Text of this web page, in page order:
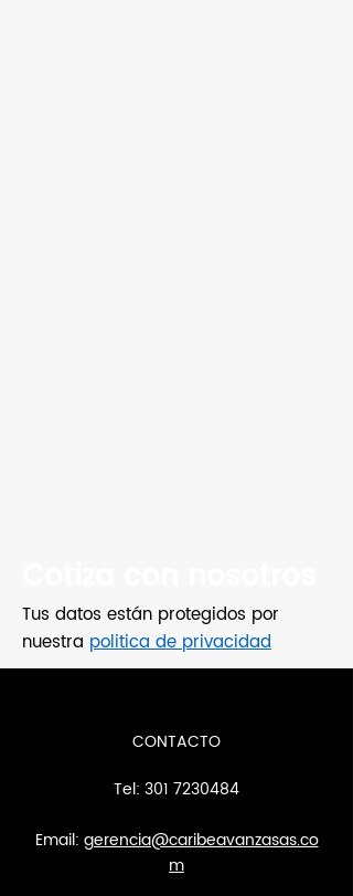
Tus datos están protegidos por
nuestra politica de privacidad
CONTACTO
Tel: 301 7230484
Email: gerencia@caribeavanzasas.co
m